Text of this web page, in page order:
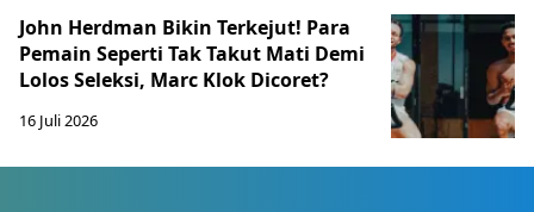
John Herdman Bikin Terkejut! Para
Pemain Seperti Tak Takut Mati Demi
Lolos Seleksi, Marc Klok Dicoret?
16 Juli 2026